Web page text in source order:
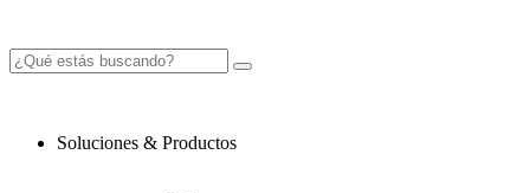
Soluciones & Productos